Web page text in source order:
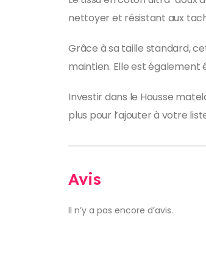
nettoyer et résistant aux
Grâce à sa taille standard,
maintien. Elle est également
Investir dans le Housse
plus pour l’ajouter à votre
Avis
Il n’y a pas encore d’avis.